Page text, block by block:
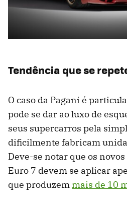
Tendência que se
O caso da Pagani é
pode se dar ao luxo de
seus supercarros pela
dificilmente fabricam
Deve-se notar que os
Euro 7 devem se aplicar
que produzemmais de 10